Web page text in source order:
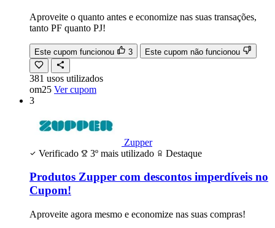
Aproveite o quanto antes e economize nas suas transações,
tanto PF quanto PJ!
Este cupom funcionou 3 Este cupom não funcionou
381 usos utilizados
om25 Ver cupom
3
Zupper
Verificado
3º mais utilizado Destaque
Produtos Zupper com descontos imperdíveis no
Cupom!
Aproveite agora mesmo e economize nas suas compras!